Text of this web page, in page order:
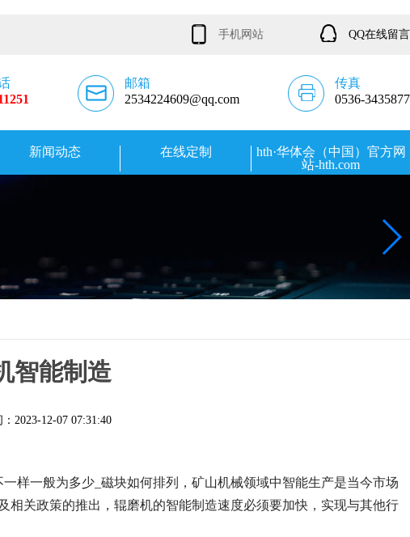
手机网站 QQ在线留言
邮箱
2534224609@qq.com
传真
0536-3435877
新闻动态 在线定制
hth·华体会（中国）官方网
站-hth.com
智能制造
2023-12-07 07:31:40
样一般为多少_磁块如何排列， 矿山机械领域中智能生产是当今市场
关政策的推出，辊磨机的智能制造速度必须要加快，实现与其他行